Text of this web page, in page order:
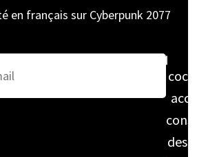
en français sur Cyberpunk 2077
des